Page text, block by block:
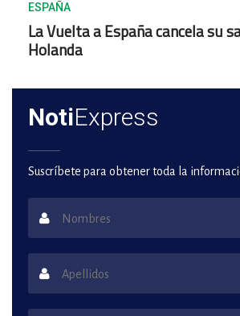
ESPAÑA
La Vuelta a España cancela su
Holanda
NotiExpress
Suscríbete para obtener toda la